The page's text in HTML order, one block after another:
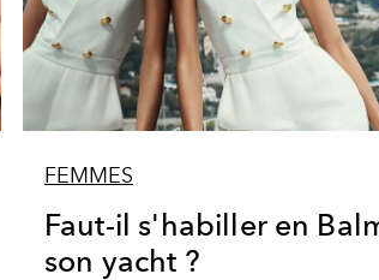
FEMMES
Faut-il s'habiller en
son yacht ?